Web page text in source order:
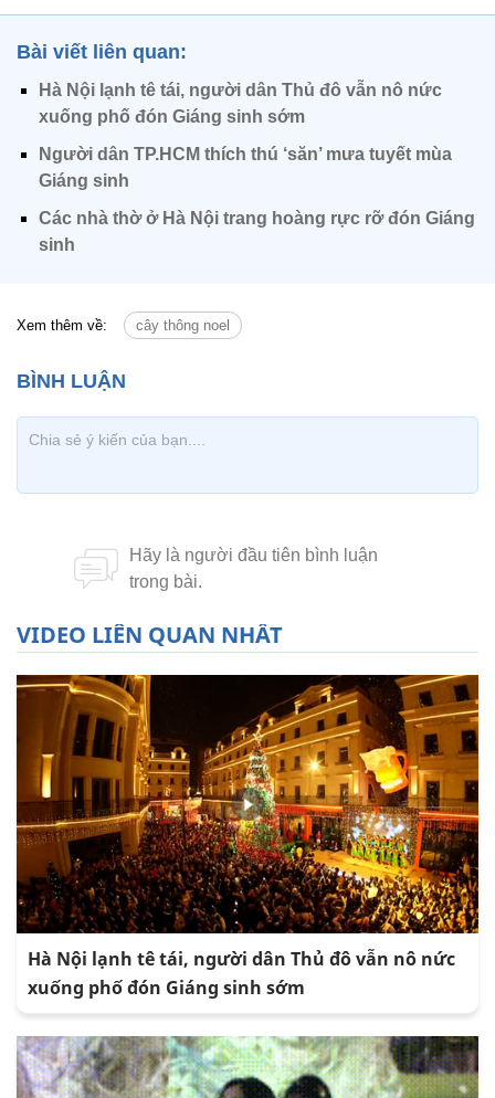
Bài viết liên quan:
Hà Nội lạnh tê tái, người dân Thủ đô vẫn nô nức
xuống phố đón Giáng sinh sớm
Người dân TP.HCM thích thú ‘săn’ mưa tuyết mùa
Giáng sinh
Các nhà thờ ở Hà Nội trang hoàng rực rỡ đón Giáng
sinh
Xem thêm về: cây thông noel
VIDEO LIÊN QUAN NHẤT
Hà Nội lạnh tê tái, người dân Thủ đô vẫn nô nức
xuống phố đón Giáng sinh sớm